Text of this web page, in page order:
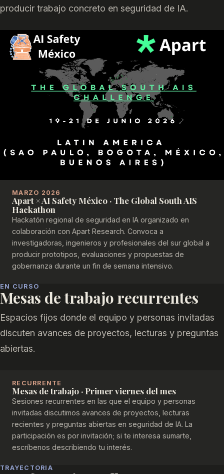
producir trabajo concreto en seguridad de IA.
MARZO 2026
Apart × AI Safety México · The Global South AIS
Hackathon
Hackatón regional de seguridad en IA organizado en
colaboración con Apart Research. Convoca a
investigadoras, ingenieros y profesionales del sur global a
producir prototipos, evaluaciones y propuestas de
gobernanza durante un fin de semana intensivo.
EN CURSO
Mesas de trabajo recurrentes
Espacios fijos donde el equipo y personas invitadas
discuten avances de proyectos, lecturas y preguntas
abiertas.
RECURRENTE
Mesas de trabajo · Primer viernes del mes
Sesiones recurrentes en las que el equipo y personas
invitadas discutimos avances de proyectos, lecturas
recientes y preguntas abiertas en seguridad de IA. La
participación es por invitación; si te interesa sumarte,
escríbenos describiendo tu interés.
TRAYECTORIA